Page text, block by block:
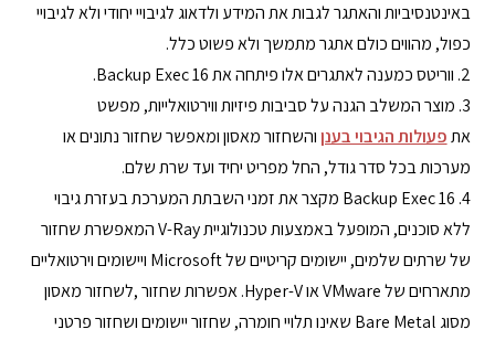
באינטנסיביות והאתגר לגבות את המידע ולדאוג לגיבויי יחודי ולא לגיבויי
כפול, מהווים כולם אתגר מתמשך ולא פשוט כלל.
2. ווריטס כמענה לאתגרים אלו פיתחה את Backup Exec 16.
3. מוצר המשלב הגנה על סביבות פיזיות ווירטואלייות, מפשט
אתפעולות הגיבוי בענןוהשחזור מאסון ומאפשר שחזור נתונים או
מערכות בכל סדר גודל, החל מפריט יחיד ועד שרת שלם.
4. Backup Exec 16 מקצר את זמני השבתת המערכת בעזרת גיבוי
ללא סוכנים, המופעל באמצעות טכנולוגיית V-Ray המאפשרת שחזור
של שרתים שלמים, יישומים קריטיים של Microsoft ויישומים וירטואליים
מתארחים של VMware או Hyper-V. אפשרות שחזור ,לשחזור מאסון
מסוג Bare Metal שאינו תלויי חומרה, שחזור יישומים ושחזור פרטני